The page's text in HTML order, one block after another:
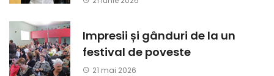
Impresii și gânduri de la un
festival de poveste
21 mai 2026